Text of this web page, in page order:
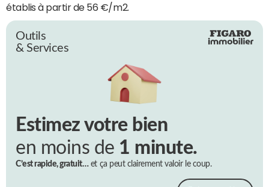
établis à partir de 56 €/m2.
Outils
& Services
Estimez votre bien
en moins de 1 minute.
C’est rapide, gratuit…et ça peut clairement valoir le coup.